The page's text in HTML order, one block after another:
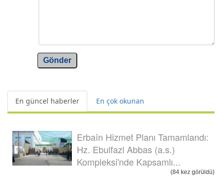
Gönder
En güncel haberler En çok okunan
Erbaîn Hizmet Planı Tamamlandı:
Hz. Ebulfazl Abbas (a.s.)
Kompleksi'nde Kapsamlı...
(84 kez görüldü)